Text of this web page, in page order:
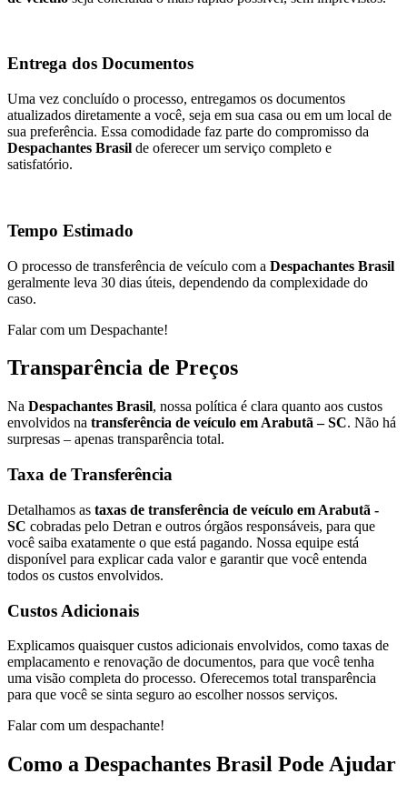
Entrega dos Documentos
Uma vez concluído o processo, entregamos os documentos
atualizados diretamente a você, seja em sua casa ou em um local de
sua preferência. Essa comodidade faz parte do compromisso da
Despachantes Brasil de oferecer um serviço completo e
satisfatório.
Tempo Estimado
O processo de transferência de veículo com a Despachantes Brasil
geralmente leva 30 dias úteis, dependendo da complexidade do
caso.
Falar com um Despachante!
Transparência de Preços
Na Despachantes Brasil, nossa política é clara quanto aos custos
envolvidos na transferência de veículo em Arabutã – SC. Não há
surpresas – apenas transparência total.
Taxa de Transferência
Detalhamos as taxas de transferência de veículo em Arabutã -
SC cobradas pelo Detran e outros órgãos responsáveis, para que
você saiba exatamente o que está pagando. Nossa equipe está
disponível para explicar cada valor e garantir que você entenda
todos os custos envolvidos.
Custos Adicionais
Explicamos quaisquer custos adicionais envolvidos, como taxas de
emplacamento e renovação de documentos, para que você tenha
uma visão completa do processo. Oferecemos total transparência
para que você se sinta seguro ao escolher nossos serviços.
Falar com um despachante!
Como a Despachantes Brasil Pode Ajudar